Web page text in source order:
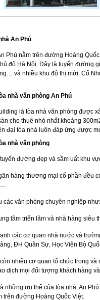
An Phú
Phú nằm trên đường Hoàng
đô Hà Nội. Đây là tuyến đường
và nhiều khu đô thị mới: Cổ
nhà văn phòng An Phú
là tòa nhà văn phòng được
cho thuê nhỏ nhất khoảng
đại tòa nhà luôn đáp ứng được
nhà văn phòng
đường đẹp và sầm uất khu
hàng thương mại cổ phần đều
các văn phòng chuyên nghiệp như:
tâm triển lãm và nhà hàng siêu
các cơ quan nhà nước và
ĐH Quân Sự, Học Viện Bộ
nhiều cơ quan tổ chức trong
dịch mọi đối tượng khách hàng
những ưu thế của tòa nhà, An
trên đường Hoàng Quốc Việt.